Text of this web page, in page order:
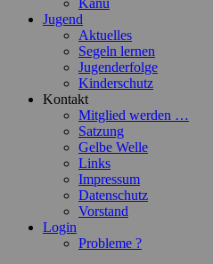
Jugend
Aktuelles
Segeln lernen
Jugenderfolge
Kinderschutz
Kontakt
Mitglied werden …
Satzung
Gelbe Welle
Links
Impressum
Datenschutz
Vorstand
Login
Probleme ?